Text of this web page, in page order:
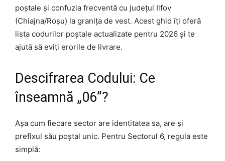
poștale și confuzia frecventă cu județul Ilfov
(Chiajna/Roșu) la granița de vest. Acest ghid îți oferă
lista codurilor poștale actualizate pentru 2026 și te
ajută să eviți erorile de livrare.
Descifrarea Codului: Ce
înseamnă „06”?
Așa cum fiecare sector are identitatea sa, are și
prefixul său poștal unic. Pentru Sectorul 6, regula este
simplă: